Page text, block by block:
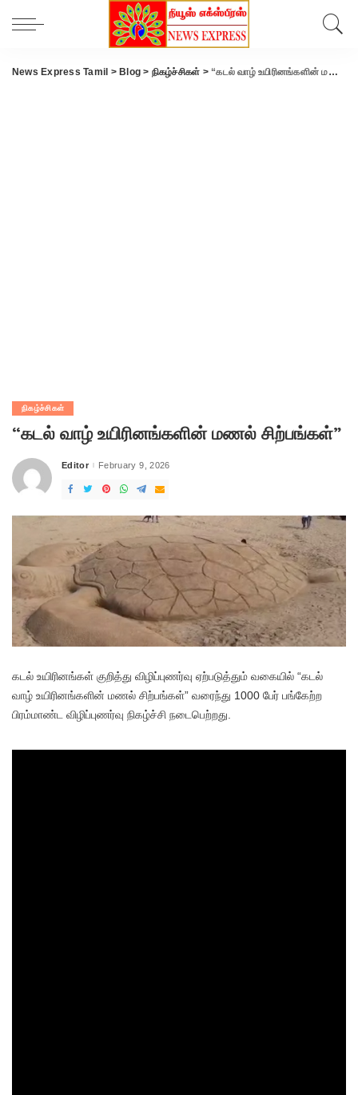
News Express Tamil > Blog > நிகழ்ச்சிகள் > “கடல் வாழ் உயிரினங்களின் மணல் சிற்பங்கள்”
நிகழ்ச்சிகள்
“கடல் வாழ் உயிரினங்களின் மணல் சிற்பங்கள்”
Posted
Editor February 9, 2026
கடல் உயிரினங்கள் குறித்து விழிப்புணர்வு ஏற்படுத்தும் வகையில் “கடல்
வாழ் உயிரினங்களின் மணல் சிற்பங்கள்” வரைந்து 1000 பேர் பங்கேற்ற
பிரம்மாண்ட விழிப்புணர்வு நிகழ்ச்சி நடைபெற்றது.